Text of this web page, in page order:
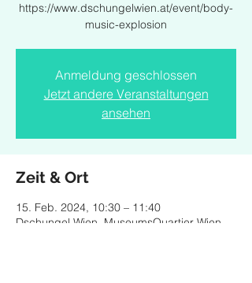
https://www.dschungelwien.at/event/body-
music-explosion
Anmeldung geschlossen
Jetzt andere Veranstaltungen
ansehen
Zeit & Ort
15. Feb. 2024, 10:30 – 11:40
Dschungel Wien, MuseumsQuartier Wien,